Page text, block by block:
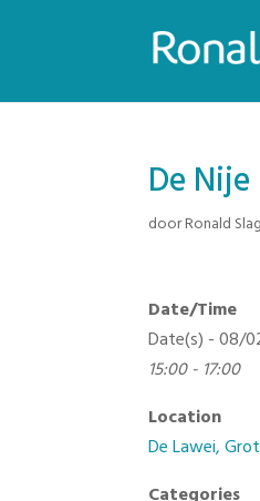
De
doorRonald
Date/Time
Date(s) - 08/
15:00 - 17:00
Location
De Lawei,